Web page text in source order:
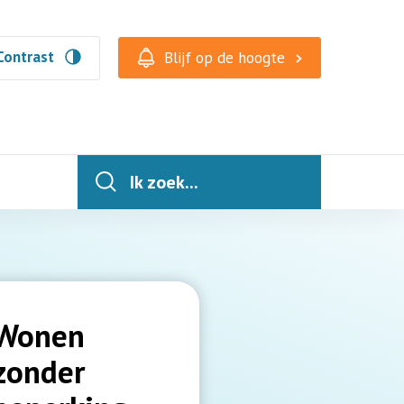
Blijf op de hoogte
Ik zoek...